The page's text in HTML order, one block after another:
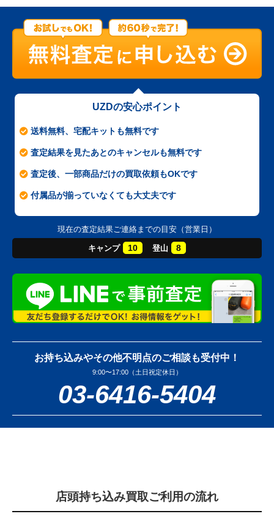
UZDの安心ポイント
送料無料、宅配キットも無料です
査定結果を見たあとのキャンセルも無料です
査定後、一部商品だけの買取依頼もOKです
付属品が揃っていなくても大丈夫です
現在の査定結果ご連絡までの目安（営業日）
キャンプ 10 登山 8
お持ち込みやその他不明点のご相談も受付中！
9:00〜17:00（土日祝定休日）
03-6416-5404
店頭持ち込み買取ご利用の流れ